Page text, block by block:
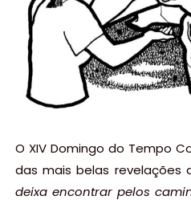
O XIV Domingo do Tempo
das mais belas revelações
deixa encontrar pelos